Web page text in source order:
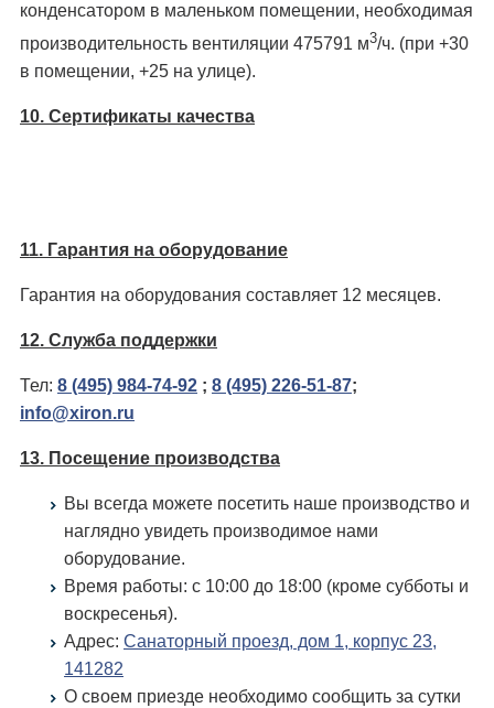
конденсатором в маленьком помещении, необходимая
производительность вентиляции 475791 м3/ч. (при +30
в помещении, +25 на улице).
10. Сертификаты качества
11. Гарантия на оборудование
Гарантия на оборудования составляет 12 месяцев.
12. Служба поддержки
Тел: 8 (495) 984-74-92 ; 8 (495) 226-51-87;
info@xiron.ru
13. Посещение производства
Вы всегда можете посетить наше производство и
наглядно увидеть производимое нами
оборудование.
Время работы: c 10:00 до 18:00 (кроме субботы и
воскресенья).
Адрес: Санаторный проезд, дом 1, корпус 23,
141282
О своем приезде необходимо сообщить за сутки